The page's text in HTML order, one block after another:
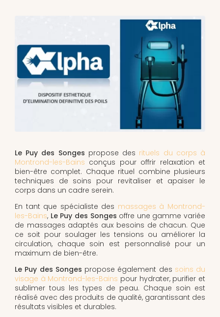
Le Puy des Songes propose des rituels du corps à
Montrond-les-Bains conçus pour offrir relaxation et
bien-être complet. Chaque rituel combine plusieurs
techniques de soins pour revitaliser et apaiser le
corps dans un cadre serein.
En tant que spécialiste des massages à Montrond-
les-Bains, Le Puy des Songes offre une gamme variée
de massages adaptés aux besoins de chacun. Que
ce soit pour soulager les tensions ou améliorer la
circulation, chaque soin est personnalisé pour un
maximum de bien-être.
Le Puy des Songes propose également des soins du
visage à Montrond-les-Bains pour hydrater, purifier et
sublimer tous les types de peau. Chaque soin est
réalisé avec des produits de qualité, garantissant des
résultats visibles et durables.